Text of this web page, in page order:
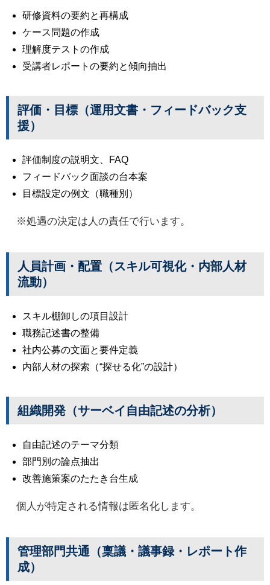
研修資料の要約と再構成
ケース問題の作成
理解度テストの作成
受講者レポートの要約と傾向抽出
評価・目標（運用文書・フィードバック支
援）
評価制度の説明文、FAQ
フィードバック面談の台本案
目標設定の例文（職種別）
※処遇の決定は人の責任で行います。
人員計画・配置（スキル可視化・内部人材
流動）
スキル棚卸しの項目設計
職務記述書の整備
社内公募の文面と要件定義
内部人材の探索（“探せる化”の設計）
組織開発（サーベイ自由記述の分析）
自由記述のテーマ分類
部門別の論点抽出
改善施策案のたたき台生成
個人が特定される情報は匿名化します。
管理部門共通（稟議・議事録・レポート作
成）